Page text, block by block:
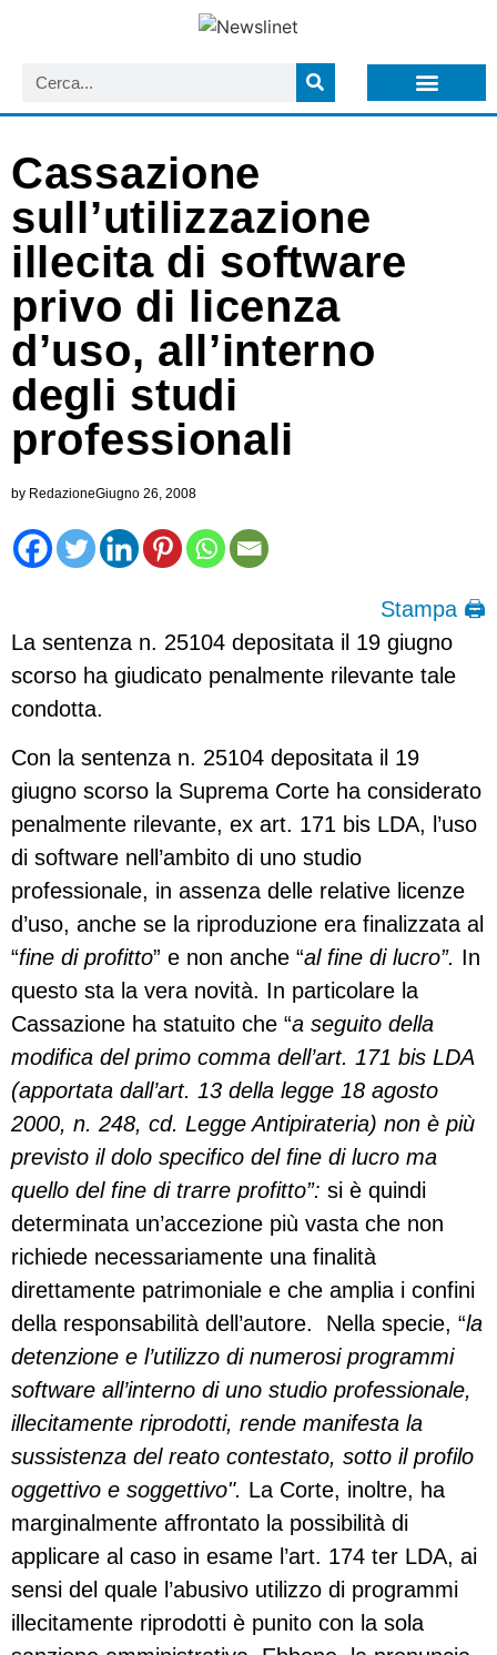
Cassazione
sull’utilizzazione
illecita di software
privo di licenza
d’uso, all’interno
degli studi
professionali
by RedazioneGiugno 26, 2008
Stampa 🖨
La sentenza n. 25104 depositata il 19 giugno
scorso ha giudicato penalmente rilevante tale
condotta.
Con la sentenza n. 25104 depositata il 19
giugno scorso la Suprema Corte ha considerato
penalmente rilevante, ex art. 171 bis LDA, l’uso
di software nell’ambito di uno studio
professionale, in assenza delle relative licenze
d’uso, anche se la riproduzione era finalizzata al
“fine di profitto” e non anche “al fine di lucro”. In
questo sta la vera novità. In particolare la
Cassazione ha statuito che “a seguito della
modifica del primo comma dell’art. 171 bis LDA
(apportata dall’art. 13 della legge 18 agosto
2000, n. 248, cd. Legge Antipirateria) non è più
previsto il dolo specifico del fine di lucro ma
quello del fine di trarre profitto”: si è quindi
determinata un’accezione più vasta che non
richiede necessariamente una finalità
direttamente patrimoniale e che amplia i confini
della responsabilità dell’autore. Nella specie, “la
detenzione e l’utilizzo di numerosi programmi
software all’interno di uno studio professionale,
illecitamente riprodotti, rende manifesta la
sussistenza del reato contestato, sotto il profilo
oggettivo e soggettivo". La Corte, inoltre, ha
marginalmente affrontato la possibilità di
applicare al caso in esame l’art. 174 ter LDA, ai
sensi del quale l’abusivo utilizzo di programmi
illecitamente riprodotti è punito con la sola